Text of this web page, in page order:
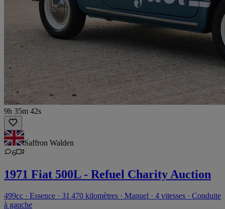
9h 35m 42s
Saffron Walden
6
1971 Fiat 500L - Refuel Charity Auction
499cc · Essence · 31 470 kilomètres · Manuel · 4 vitesses · Conduite
à gauche